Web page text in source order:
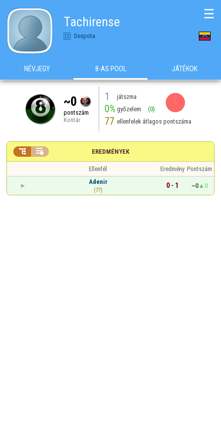
Tachirense
Despota
☰
NÉVJEGY 8-AS POOL JÁTÉKOK
~0
pontszám
Kontár
1 játszma
0% győzelem (0)
77 ellenfelek átlagos pontszáma
EREDMÉNYEK
 
Ellenfél Eredmény Pontszám
Adenir
(77)
0 - 1 ~0 0